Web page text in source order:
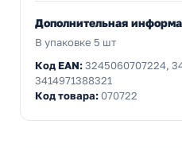
Дополнительная
В упаковке 5 шт
Код EAN:3245060707224,
3414971388321
Код товара:070722